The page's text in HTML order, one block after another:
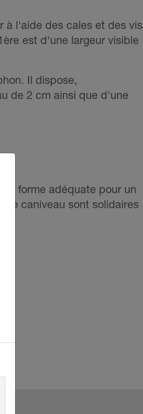
à l'aide des cales et des vis
est d'une largeur visible
Il dispose,
de 2 cm ainsi que d'une
forme adéquate pour un
de caniveau sont solidaires
KERDI-FIX, des